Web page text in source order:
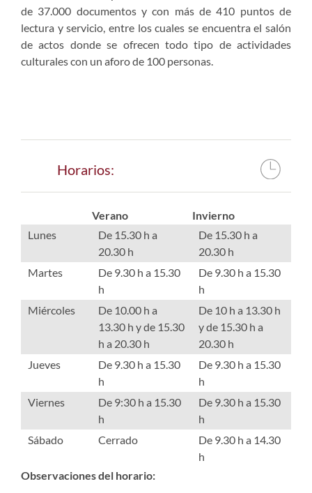
de 37.000 documentos y con más de 410 puntos de
lectura y servicio, entre los cuales se encuentra el salón
de actos donde se ofrecen todo tipo de actividades
culturales con un aforo de 100 personas.
Horarios:
Verano
Invierno
Lunes
De 15.30 h a
20.30 h
De 15.30 h a
20.30 h
Martes
De 9.30 h a 15.30
h
De 9.30 h a 15.30
h
Miércoles
De 10.00 h a
13.30 h y de 15.30
h a 20.30 h
De 10 h a 13.30 h
y de 15.30 h a
20.30 h
Jueves
De 9.30 h a 15.30
h
De 9.30 h a 15.30
h
Viernes
De 9:30 h a 15.30
h
De 9.30 h a 15.30
h
Sábado
Cerrado
De 9.30 h a 14.30
h
Observaciones del horario: